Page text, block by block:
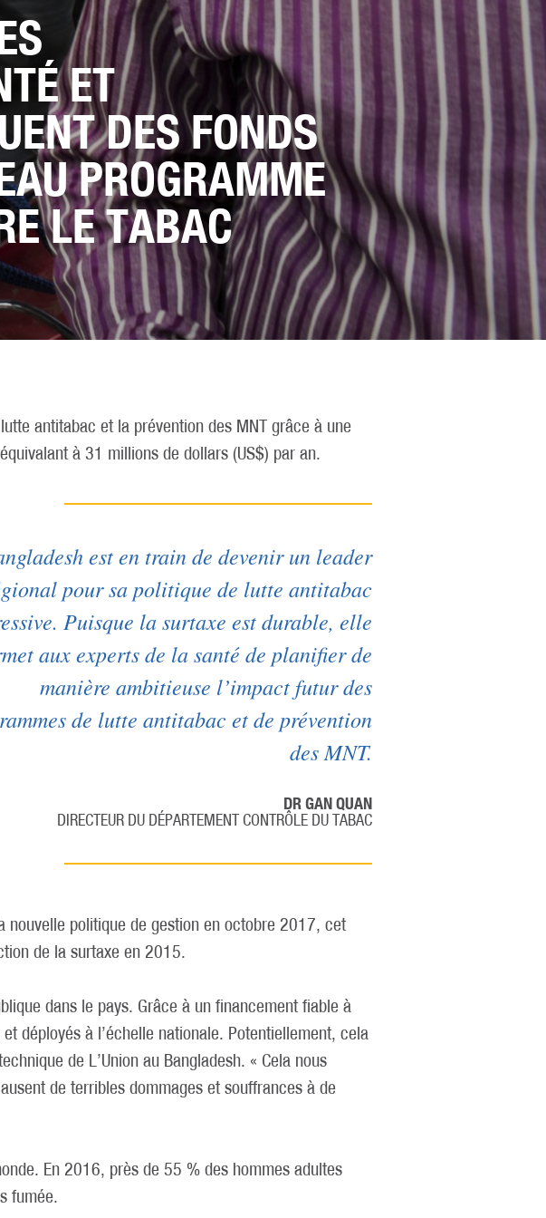
ET
DES FONDS
PROGRAMME
LE TABAC
antitabac et la prévention des MNT grâce à une
à 31 millions de dollars (US$) par an.
est en train de devenir un leader
pour sa politique de lutte antitabac
Puisque la surtaxe est durable, elle
aux experts de la santé de planifier de
manière ambitieuse l’impact futur des
de lutte antitabac et de prévention
des MNT.
DR GAN QUAN
DIRECTEUR DU DÉPARTEMENT CONTRÔLE DU TABAC
nouvelle politique de gestion en octobre 2017, cet
de la surtaxe en 2015.
dans le pays. Grâce à un financement fiable à
déployés à l’échelle nationale. Potentiellement, cela
de L’Union au Bangladesh. « Cela nous
de terribles dommages et souffrances à de
En 2016, près de 55 % des hommes adultes
fumée.